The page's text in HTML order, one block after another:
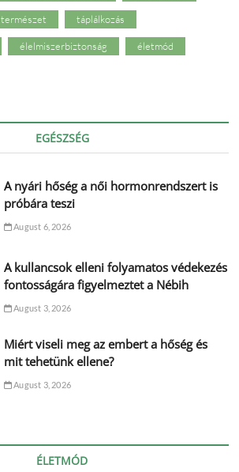
természet táplálkozás
élelmiszerbiztonság életmód
EGÉSZSÉG
A nyári hőség a női hormonrendszert is
próbára teszi
August 6, 2026
A kullancsok elleni folyamatos védekezés
fontosságára figyelmeztet a Nébih
August 3, 2026
Miért viseli meg az embert a hőség és
mit tehetünk ellene?
August 3, 2026
ÉLETMÓD